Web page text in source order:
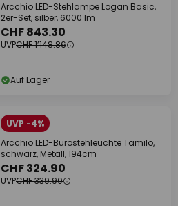
Arcchio LED-Stehlampe Logan Basic,
2er-Set, silber, 6000 lm
CHF 843.30
UVPCHF 1’148.86
Auf Lager
UVP -4%
Arcchio LED-Bürostehleuchte Tamilo,
schwarz, Metall, 194cm
CHF 324.90
UVPCHF 339.90